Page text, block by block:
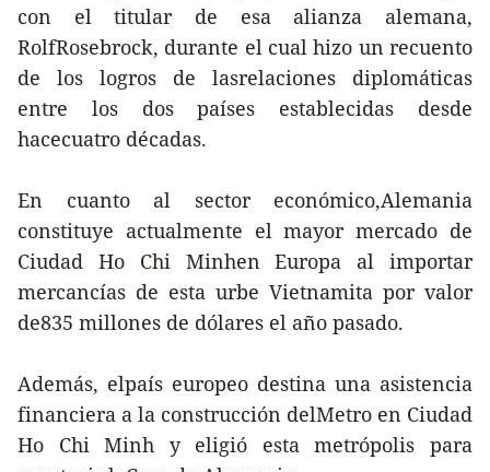
con el titular de esa alianza alemana,
RolfRosebrock, durante el cual hizo un recuento
de los logros de lasrelaciones diplomáticas
entre los dos países establecidas desde
hacecuatro décadas.
En cuanto al sector económico,Alemania
constituye actualmente el mayor mercado de
Ciudad Ho Chi Minhen Europa al importar
mercancías de esta urbe Vietnamita por valor
de835 millones de dólares el año pasado.
Además, elpaís europeo destina una asistencia
financiera a la construcción delMetro en Ciudad
Ho Chi Minh y eligió esta metrópolis para